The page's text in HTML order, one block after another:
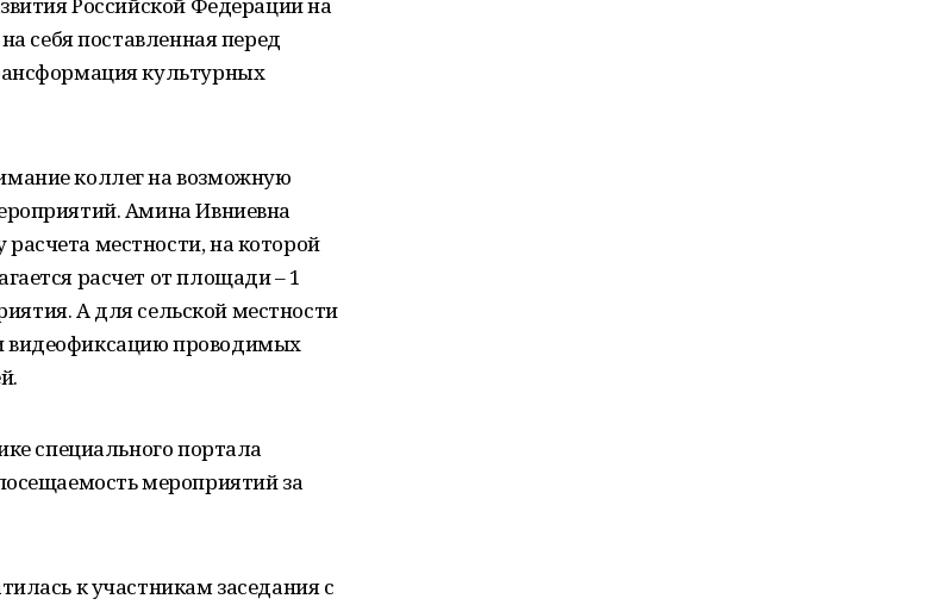
себя поставленная перед
культурных
коллег на возможную
Амина Ивниевна
местности, на которой
расчет от площади – 1
А для сельской местности
проводимых
специального портала
мероприятий за
к участникам заседания с